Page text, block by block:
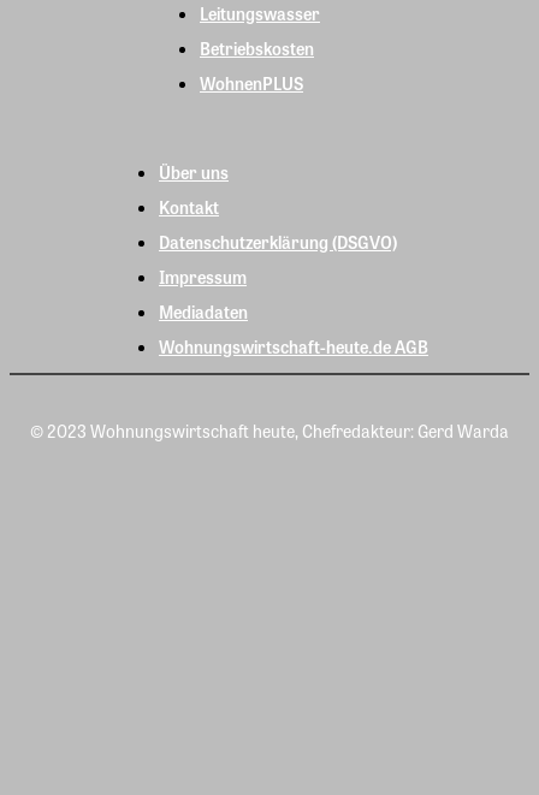
Leitungswasser
Betriebskosten
WohnenPLUS
Über uns
Kontakt
Datenschutzerklärung (DSGVO)
Impressum
Mediadaten
Wohnungswirtschaft-heute.de AGB
© 2023 Wohnungswirtschaft heute, Chefredakteur: Gerd Warda